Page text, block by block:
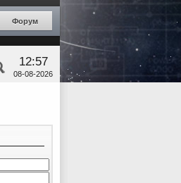
Форум
12:57
08-08-2026